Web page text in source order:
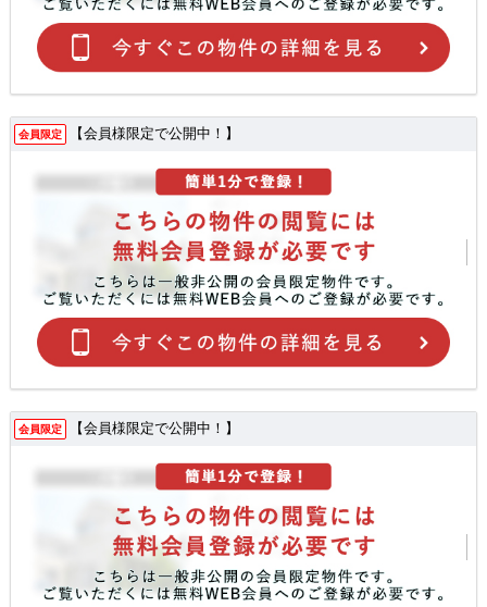
会員限定 【会員様限定で公開中！】
会員限定 【会員様限定で公開中！】